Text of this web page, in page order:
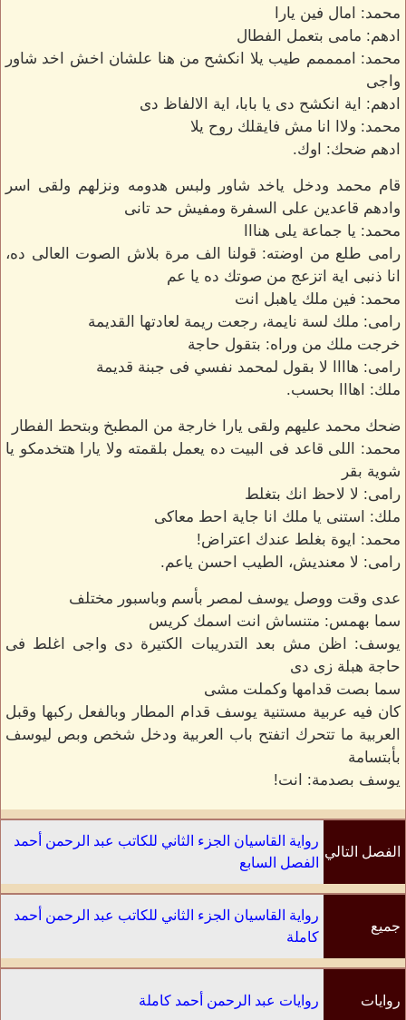
محمد: امال فين يارا
ادهم: مامى بتعمل الفطال
محمد: اممممم طيب يلا انكشح من هنا علشان اخش اخد شاور
واجى
ادهم: اية انكشح دى يا بابا، اية الالفاظ دى
محمد: ولاا انا مش فايقلك روح يلا
ادهم ضحك: اوك.
قام محمد ودخل ياخد شاور ولبس هدومه ونزلهم ولقى اسر
وادهم قاعدين على السفرة ومفيش حد تانى
محمد: يا جماعة يلى هنااا
رامى طلع من اوضته: قولنا الف مرة بلاش الصوت العالى ده،
انا ذنبى اية اتزعج من صوتك ده يا عم
محمد: فين ملك ياهبل انت
رامى: ملك لسة نايمة، رجعت ريمة لعادتها القديمة
خرجت ملك من وراه: بتقول حاجة
رامى: هاااا لا بقول لمحمد نفسي فى جبنة قديمة
ملك: اهااا بحسب.
ضحك محمد عليهم ولقى يارا خارجة من المطبخ وبتحط الفطار
محمد: اللى قاعد فى البيت ده يعمل بلقمته ولا يارا هتخدمكو يا
شوية بقر
رامى: لا لاحظ انك بتغلط
ملك: استنى يا ملك انا جاية احط معاكى
محمد: ايوة بغلط عندك اعتراض!
رامى: لا معنديش، الطيب احسن ياعم.
عدى وقت ووصل يوسف لمصر بأسم وباسبور مختلف
سما بهمس: متنساش انت اسمك كريس
يوسف: اظن مش بعد التدريبات الكتيرة دى واجى اغلط فى
حاجة هبلة زى دى
سما بصت قدامها وكملت مشى
كان فيه عربية مستنية يوسف قدام المطار وبالفعل ركبها وقبل
العربية ما تتحرك اتفتح باب العربية ودخل شخص وبص ليوسف
بأبتسامة
يوسف بصدمة: انت!
الفصل التالي
رواية القاسيان الجزء الثاني للكاتب عبد الرحمن أحمد
الفصل السابع
جميع
رواية القاسيان الجزء الثاني للكاتب عبد الرحمن أحمد
كاملة
روايات روايات عبد الرحمن أحمد كاملة